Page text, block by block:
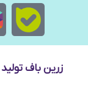
زرین باف